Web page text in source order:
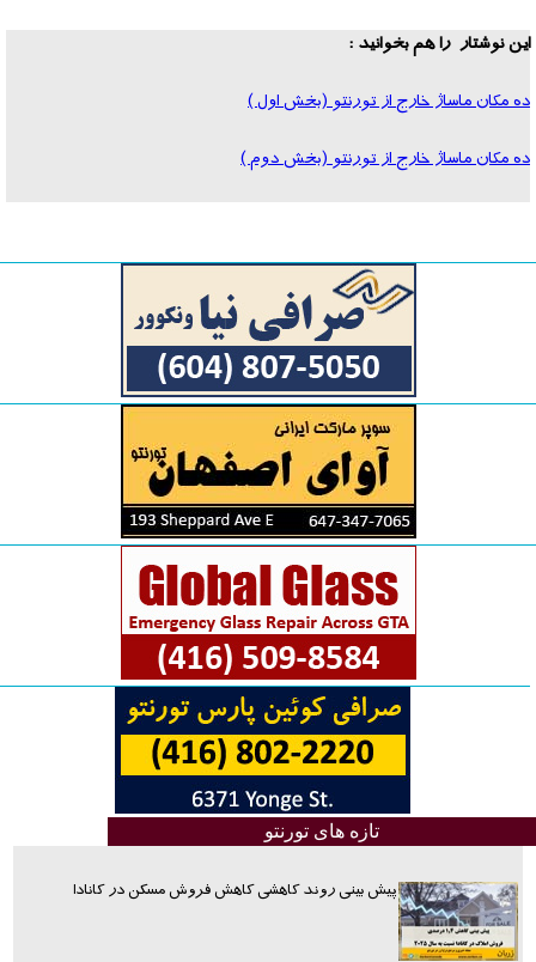
این نوشتار را هم بخوانید :
ده مکان ماساژ خارج از تورنتو(بخش اول )
ده مکان ماساژ خارج از تورنتو(بخش دوم )
تازه های تورنتو
پیش بینی روند کاهشی کاهش فروش مسکن در کانادا